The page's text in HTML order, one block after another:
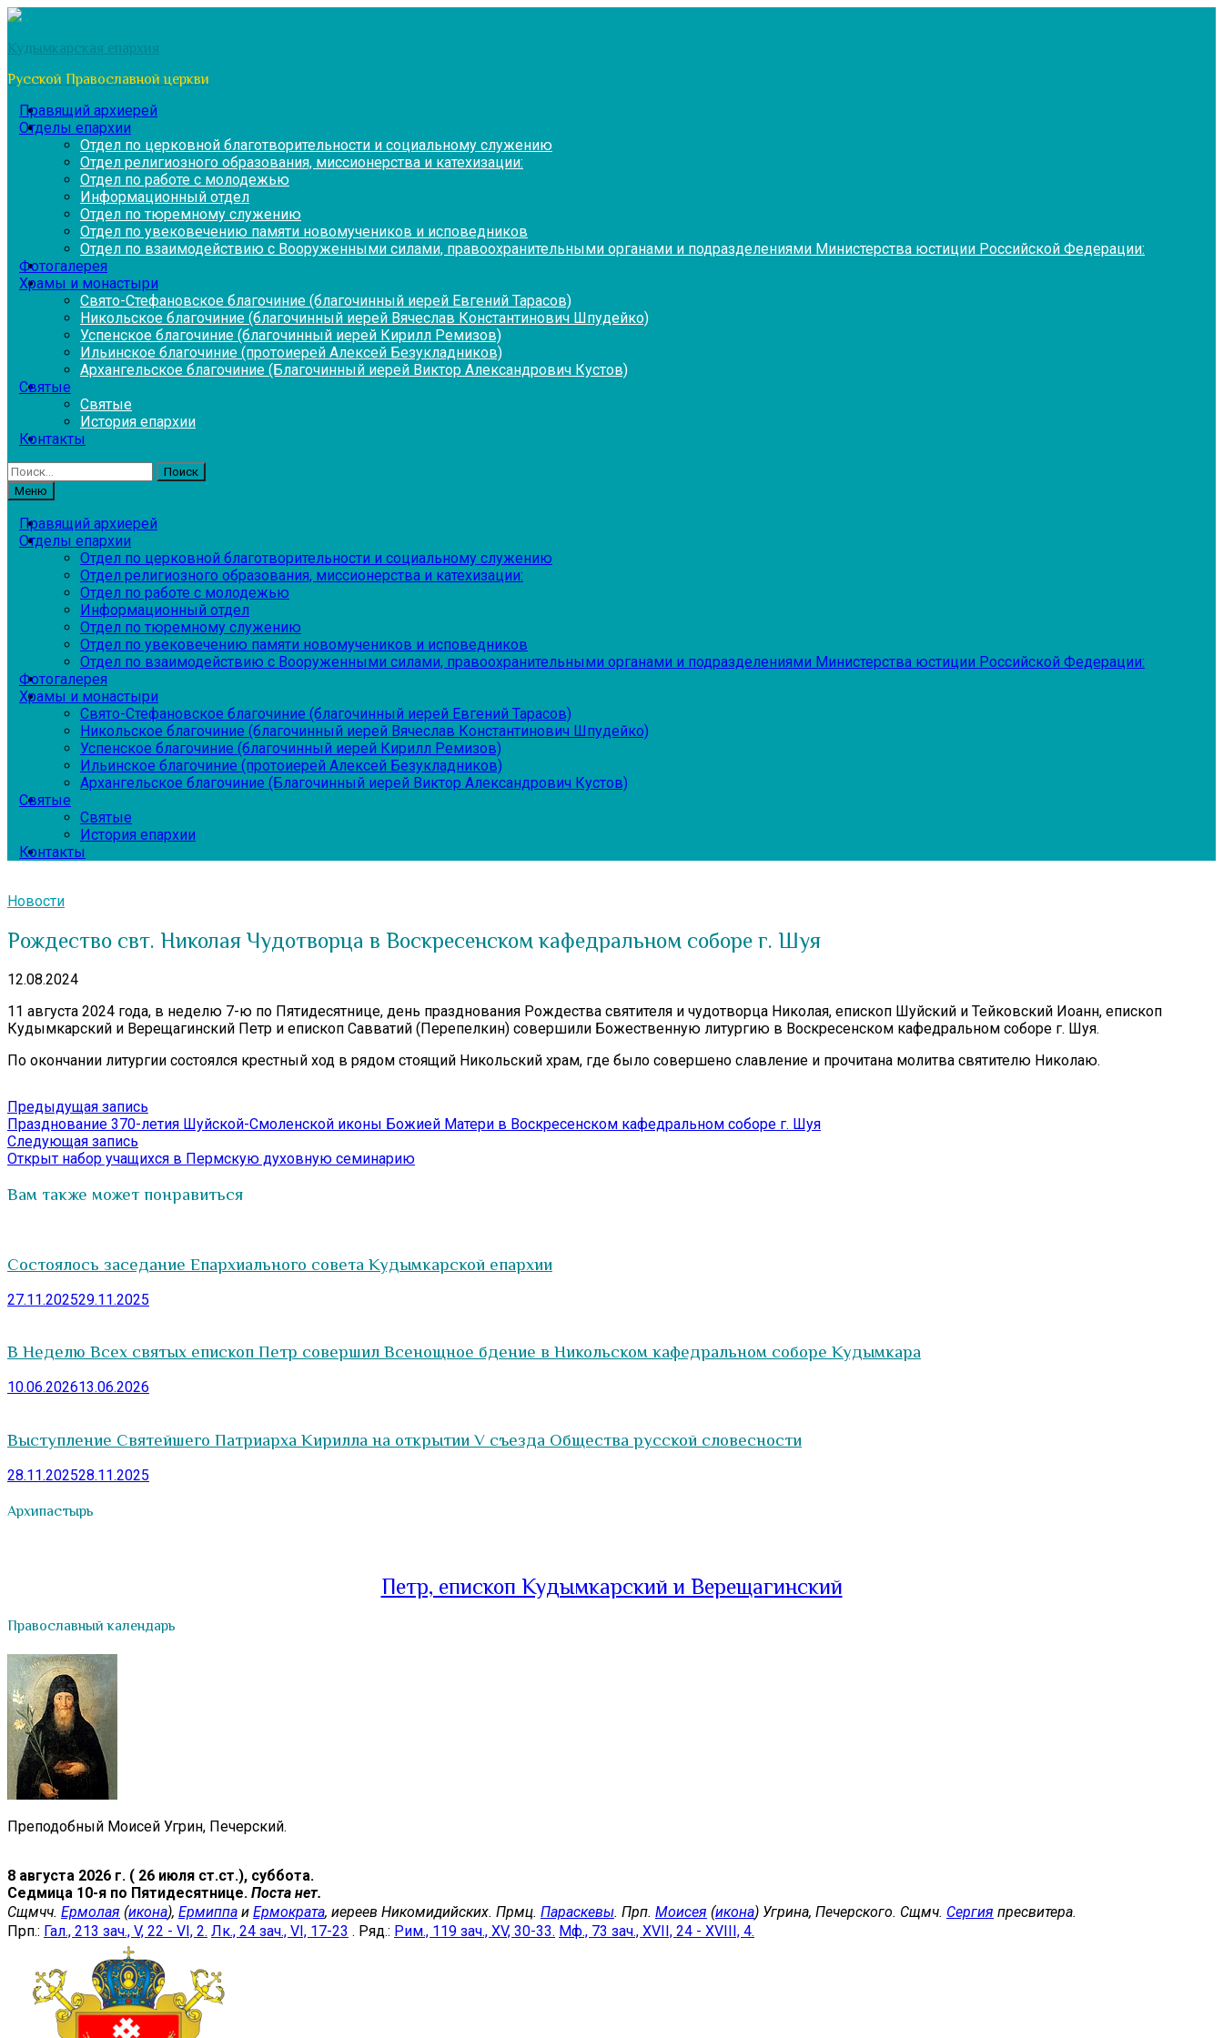
Перейти
содержимому
Кудымкарская епархия
Русской Православной церкви
Правящий архиерей
Отделы епархии
Отдел по церковной благотворительности и социальному служению
Отдел религиозного образования, миссионерства и катехизации:
Отдел по работе с молодежью
Информационный отдел
Отдел по тюремному служению
Отдел по увековечению памяти новомучеников и исповедников
Отдел по взаимодействию с Вооруженными силами, правоохранительными органами и подразделениями Министерства юстиции Российской Федерации:
Фотогалерея
Храмы и монастыри
Свято-Стефановское благочиние (благочинный иерей Евгений Тарасов)
Никольское благочиние (благочинный иерей Вячеслав Константинович Шпудейко)
Успенское благочиние (благочинный иерей Кирилл Ремизов)
Ильинское благочиние (протоиерей Алексей Безукладников)
Архангельское благочиние (Благочинный иерей Виктор Александрович Кустов)
Святые
Святые
История епархии
Контакты
Найти:
Меню
Правящий архиерей
Отделы епархии
Отдел по церковной благотворительности и социальному служению
Отдел религиозного образования, миссионерства и катехизации:
Отдел по работе с молодежью
Информационный отдел
Отдел по тюремному служению
Отдел по увековечению памяти новомучеников и исповедников
Отдел по взаимодействию с Вооруженными силами, правоохранительными органами и подразделениями Министерства юстиции Российской Федерации:
Фотогалерея
Храмы и монастыри
Свято-Стефановское благочиние (благочинный иерей Евгений Тарасов)
Никольское благочиние (благочинный иерей Вячеслав Константинович Шпудейко)
Успенское благочиние (благочинный иерей Кирилл Ремизов)
Ильинское благочиние (протоиерей Алексей Безукладников)
Архангельское благочиние (Благочинный иерей Виктор Александрович Кустов)
Святые
Святые
История епархии
Контакты
Новости
Рождество свт. Николая Чудотворца в Воскресенском кафедральном соборе г. Шуя
12.08.2024
11 августа 2024 года, в неделю 7-ю по Пятидесятнице, день празднования Рождества святителя и чудотворца Николая, епископ Шуйский и Тейковский Иоанн, епископ
Кудымкарский и Верещагинский Петр и епископ Савватий (Перепелкин) совершили Божественную литургию в Воскресенском кафедральном соборе г. Шуя.
По окончании литургии состоялся крестный ход в рядом стоящий Никольский храм, где было совершено славление и прочитана молитва святителю Николаю.
Навигация
по
записям
Предыдущая запись
запись:
Празднование 370-летия Шуйской-Смоленской иконы Божией Матери в Воскресенском кафедральном соборе г. Шуя
Следующая запись
запись:
Открыт набор учащихся в Пермскую духовную семинарию
Вам также может понравиться
Состоялось заседание Епархиального совета Кудымкарской епархии
27.11.202529.11.2025
В Неделю Всех святых епископ Петр совершил Всенощное бдение в Никольском кафедральном соборе Кудымкара
10.06.202613.06.2026
Выступление Святейшего Патриарха Кирилла на открытии V съезда Общества русской словесности
28.11.202528.11.2025
Архипастырь
Петр, епископ Кудымкарский и Верещагинский
Православный календарь
Преподобный Моисей Угрин, Печерский.
8 августа 2026 г. ( 26 июля ст.ст.), суббота.
Седмица 10-я по Пятидесятнице. Поста нет.
Сщмчч. Ермолая (икона), Ермиппа и Ермократа, иереев Никомидийских. Прмц. Параскевы. Прп. Моисея (икона) Угрина, Печерского. Сщмч. Сергия пресвитера.
Прп.: Гал., 213 зач., V, 22 - VI, 2. Лк., 24 зач., VI, 17-23 . Ряд.: Рим., 119 зач., XV, 30-33. Мф., 73 зач., XVII, 24 - XVIII, 4.